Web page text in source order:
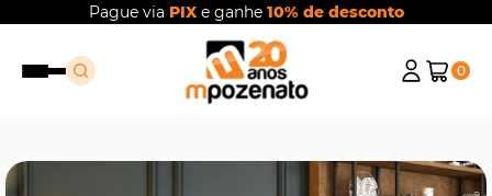
Pague via PIXe ganhe 10% de desconto
0